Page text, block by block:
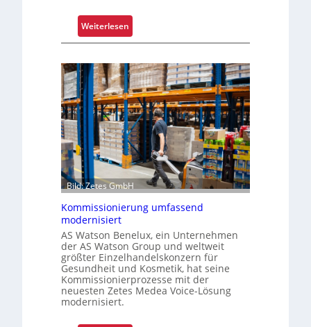
e
e
i
s
t
a
l
s
F
a
h
r
n
Weiterlesen
K
a
g
a
r
m
-
U
n
i
a
ü
r
S
Bild: Zetes GmbH
Kommissionierung umfassend
modernisiert
AS Watson Benelux, ein Unternehmen
der AS Watson Group und weltweit
größter Einzelhandelskonzern für
Gesundheit und Kosmetik, hat seine
Kommissionierprozesse mit der
neuesten Zetes Medea Voice-Lösung
modernisiert.